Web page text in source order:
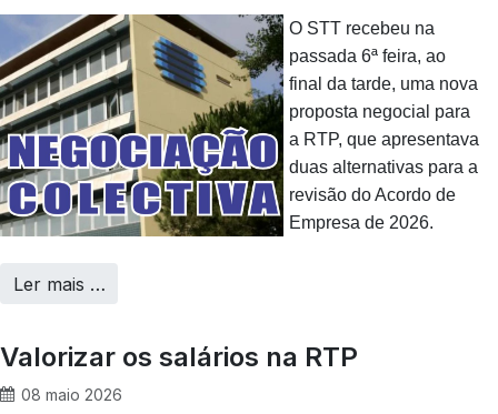
O STT recebeu na
passada 6ª feira, ao
final da tarde, uma nova
proposta negocial para
a RTP, que apresentava
duas alternativas para a
revisão do Acordo de
Empresa de 2026.
Ler mais …
Valorizar os salários na RTP
08 maio 2026